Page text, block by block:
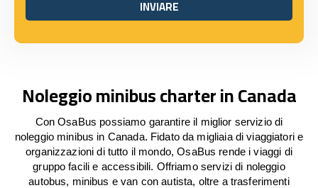
INVIARE
INVIARE
Noleggio minibus charter in Canada
Con OsaBus possiamo garantire il miglior servizio di
noleggio minibus in Canada. Fidato da migliaia di viaggiatori e
organizzazioni di tutto il mondo, OsaBus rende i viaggi di
gruppo facili e accessibili. Offriamo servizi di noleggio
autobus, minibus e van con autista, oltre a trasferimenti